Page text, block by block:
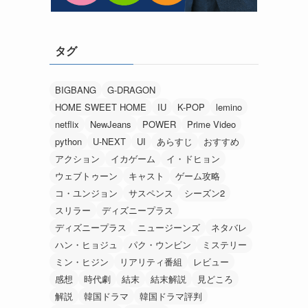
タグ
BIGBANG
G-DRAGON
HOME SWEET HOME
IU K-POP
lemino
netflix
NewJeans POWER
Prime Video
python
U-NEXT UI あらすじ
おすすめ
アクション
イカゲーム
イ・ドヒョン
ウェブトゥーン
キャスト
ゲーム攻略
コ・ユンジョン
サスペンス
シーズン2
スリラー
ディズニープラス
ディズニープラス
ニュージーンズ
ネタバレ
ハン・ヒョジュ
パク・ウンビン
ミステリー
ミン・ヒジン
リアリティ番組
レビュー
感想
時代劇 結末 結末解説
見どころ
解説
韓国ドラマ
韓国ドラマ評判